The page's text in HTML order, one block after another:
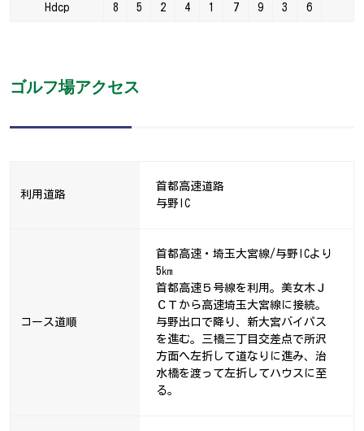
Hdcp 8 5 2 4 1 7 9 3 6
ゴルフ場アクセス
利用道路
首都高速道路
与野IC
コース道順
首都高速・埼玉大宮線/与野ICより
5㎞
首都高速５号線を利用。美女木Ｊ
ＣＴから高速埼玉大宮線に接続。
与野出口で降り、新大宮バイパス
を進む。三橋三丁目交差点で所沢
方面へ左折して道なりに進み、治
水橋を渡って左折してハウスに至
る。